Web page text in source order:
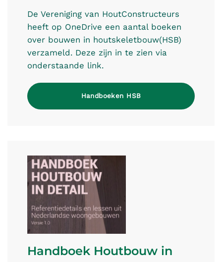
De Vereniging van HoutConstructeurs
heeft op OneDrive een aantal boeken
over bouwen in houtskeletbouw(HSB)
verzameld. Deze zijn in te zien via
onderstaande link.
Handboeken HSB
Handboek Houtbouw in